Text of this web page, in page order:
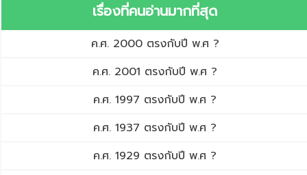
เรื่องที่คนอ่านมากที่สุด
ค.ศ. 2000 ตรงกับปี พ.ศ ?
ค.ศ. 2001 ตรงกับปี พ.ศ ?
ค.ศ. 1997 ตรงกับปี พ.ศ ?
ค.ศ. 1937 ตรงกับปี พ.ศ ?
ค.ศ. 1929 ตรงกับปี พ.ศ ?